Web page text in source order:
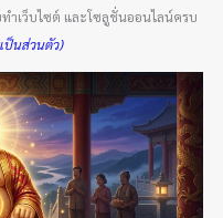
ทำเว็บไซต์ และโซลูชั่นออนไลน์ครบ
ป็นส่วนตัว)